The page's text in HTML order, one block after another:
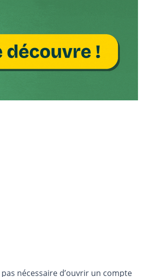
nécessaire d’ouvrir un compte